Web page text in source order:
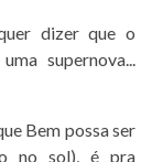
dizer que o
supernova...
Bem possa ser
no sol), é pra